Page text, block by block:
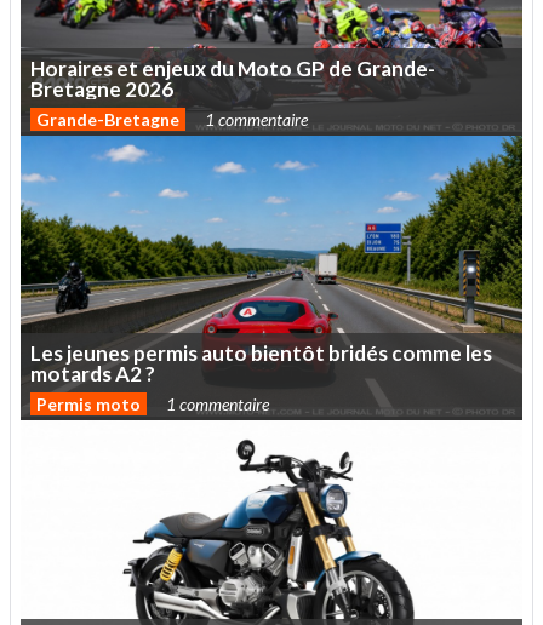
HorairesetenjeuxduMotoGPdeGrande-
Bretagne 2026
Grande-Bretagne 1 commentaire
Lesjeunespermisautobientôt bridéscommeles
motardsA2?
Permis moto 1 commentaire